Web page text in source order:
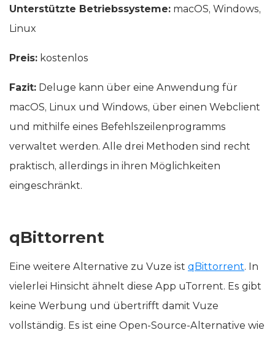
Unterstützte Betriebssysteme: macOS, Windows,
Linux
Preis: kostenlos
Fazit: Deluge kann über eine Anwendung für
macOS, Linux und Windows, über einen Webclient
und mithilfe eines Befehlszeilenprogramms
verwaltet werden. Alle drei Methoden sind recht
praktisch, allerdings in ihren Möglichkeiten
eingeschränkt.
qBittorrent
Eine weitere Alternative zu Vuze ist qBittorrent. In
vielerlei Hinsicht ähnelt diese App uTorrent. Es gibt
keine Werbung und übertrifft damit Vuze
vollständig. Es ist eine Open-Source-Alternative wie